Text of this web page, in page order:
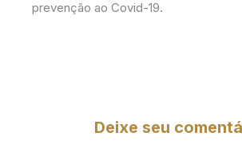
prevenção ao Covid-19.
Deixe seu